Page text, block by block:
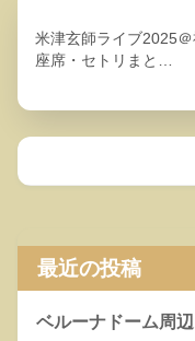
米津玄師ライブ2025
座席・セトリまと…
最近の投稿
ベルーナドーム周